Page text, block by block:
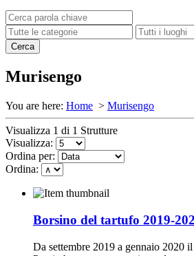
Murisengo
You are here: Home > Murisengo
Visualizza 1 di 1 Strutture
Visualizza:
Ordina per:
Ordina:
Borsino del tartufo 2019-
Da settembre 2019 a gennaio 2020